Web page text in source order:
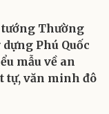
tướng Thường
Phú Quốc
mẫu về an
tự, văn minh đô